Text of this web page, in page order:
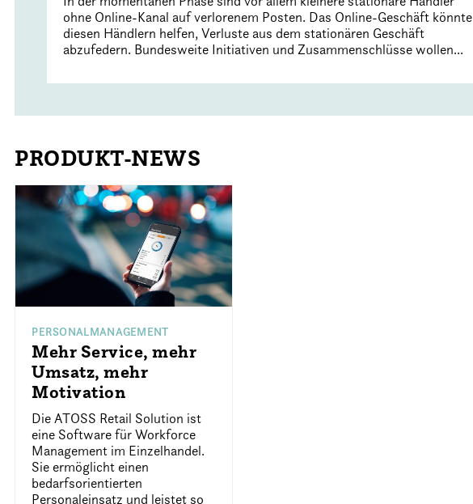
ohne Online-Kanal auf verlorenem Posten. Das Online-Geschäft könnte
diesen Händlern helfen, Verluste aus dem stationären Geschäft
abzufedern. Bundesweite Initiativen und Zusammenschlüsse wollen...
PRODUKT-NEWS
PERSONALMANAGEMENT
Mehr Service, mehr
Umsatz, mehr
Motivation
Die ATOSS Retail Solution ist
eine Software für Workforce
Management im Einzelhandel.
Sie ermöglicht einen
bedarfsorientierten
Personaleinsatz und leistet so